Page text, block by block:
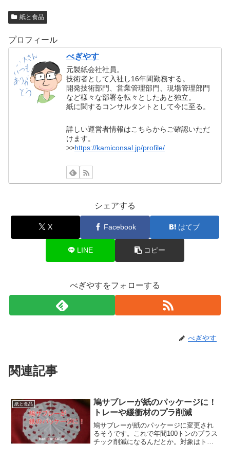
紙と食品
プロフィール
べぎやす
元製紙会社社員。
技術者として入社し16年間勤務する。
開発技術部門、営業管理部門、現場管理部門
など様々な部署を転々としたあと独立。
紙に関するコンサルタントとして今に至る。
詳しい運営者情報はこちらからご確認いただ
けます。
>>https://kamiconsal.jp/profile/
シェアする
X Facebook はてブ
LINE コピー
べぎやすをフォローする
べぎやす
関連記事
紙と食品
鳩サブレーが紙のパッケージに！
トレーや緩衝材のプラ削減
鳩サブレーが紙のパッケージに変更され
るそうです。これで年間100トンのプラス
チック削減になるんだとか。対象はトレ